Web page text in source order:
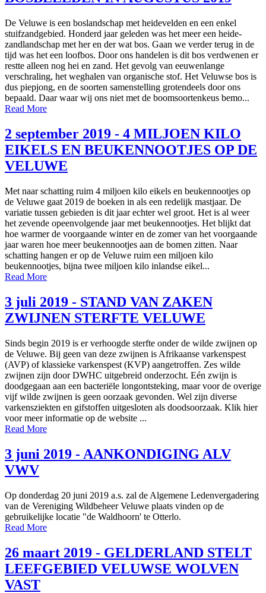
De Veluwe is een boslandschap met heidevelden en een enkel
stuifzandgebied. Honderd jaar geleden was het meer een heide-
zandlandschap met her en der wat bos. Gaan we verder terug in de
tijd was het een loofbos. Door ons handelen is dit bos verdwenen er
restte alleen nog hei en zand. Het gevolg van eeuwenlange
verschraling, het weghalen van organische stof. Het Veluwse bos is
dus piepjong, en de soorten samenstelling grotendeels door ons
bepaald. Daar waar wij ons niet met de boomsoortenkeus bemo...
Read More
2 september 2019 - 4 MILJOEN KILO
EIKELS EN BEUKENNOOTJES OP DE
VELUWE
Met naar schatting ruim 4 miljoen kilo eikels en beukennootjes op
de Veluwe gaat 2019 de boeken in als een redelijk mastjaar. De
variatie tussen gebieden is dit jaar echter wel groot. Het is al weer
het zevende opeenvolgende jaar met beukennootjes. Het blijkt dat
hoe warmer de voorgaande winter en de zomer van het voorgaande
jaar waren hoe meer beukennootjes aan de bomen zitten. Naar
schatting hangen er op de Veluwe ruim een miljoen kilo
beukennootjes, bijna twee miljoen kilo inlandse eikel...
Read More
3 juli 2019 - STAND VAN ZAKEN
ZWIJNEN STERFTE VELUWE
Sinds begin 2019 is er verhoogde sterfte onder de wilde zwijnen op
de Veluwe. Bij geen van deze zwijnen is Afrikaanse varkenspest
(AVP) of klassieke varkenspest (KVP) aangetroffen. Zes wilde
zwijnen zijn door DWHC uitgebreid onderzocht. Eén zwijn is
doodgegaan aan een bacteriële longontsteking, maar voor de overige
vijf wilde zwijnen is geen oorzaak gevonden. Wel zijn diverse
varkensziekten en gifstoffen uitgesloten als doodsoorzaak. Klik hier
voor meer informatie op de website ...
Read More
3 juni 2019 - AANKONDIGING ALV
VWV
Op donderdag 20 juni 2019 a.s. zal de Algemene Ledenvergadering
van de Vereniging Wildbeheer Veluwe plaats vinden op de
gebruikelijke locatie "de Waldhoorn' te Otterlo.
Read More
26 maart 2019 - GELDERLAND STELT
LEEFGEBIED VELUWSE WOLVEN
VAST